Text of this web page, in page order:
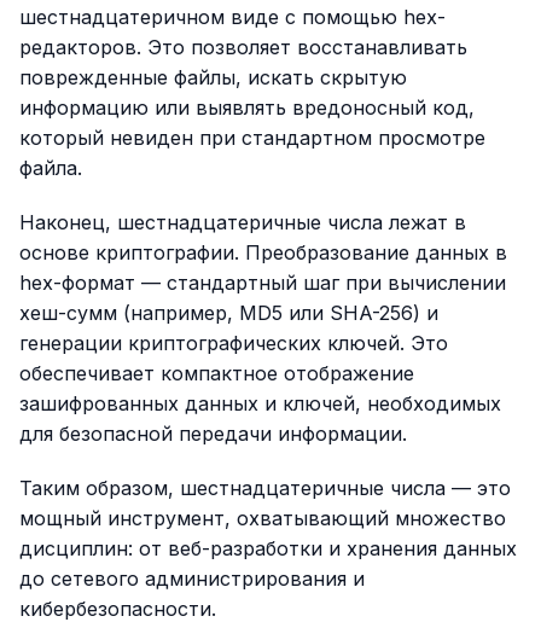
шестнадцатеричном виде с помощью hex-
редакторов. Это позволяет восстанавливать
поврежденные файлы, искать скрытую
информацию или выявлять вредоносный код,
который невиден при стандартном просмотре
файла.
Наконец, шестнадцатеричные числа лежат в
основе криптографии. Преобразование данных в
hex-формат — стандартный шаг при вычислении
хеш-сумм (например, MD5 или SHA-256) и
генерации криптографических ключей. Это
обеспечивает компактное отображение
зашифрованных данных и ключей, необходимых
для безопасной передачи информации.
Таким образом, шестнадцатеричные числа — это
мощный инструмент, охватывающий множество
дисциплин: от веб-разработки и хранения данных
до сетевого администрирования и
кибербезопасности.